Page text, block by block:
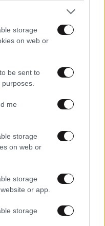
storage
on web or
be sent to
me
storage
on web or
storage
or app.
storage
τον
τη δολοφονία της
για κάτι τέτοιο»